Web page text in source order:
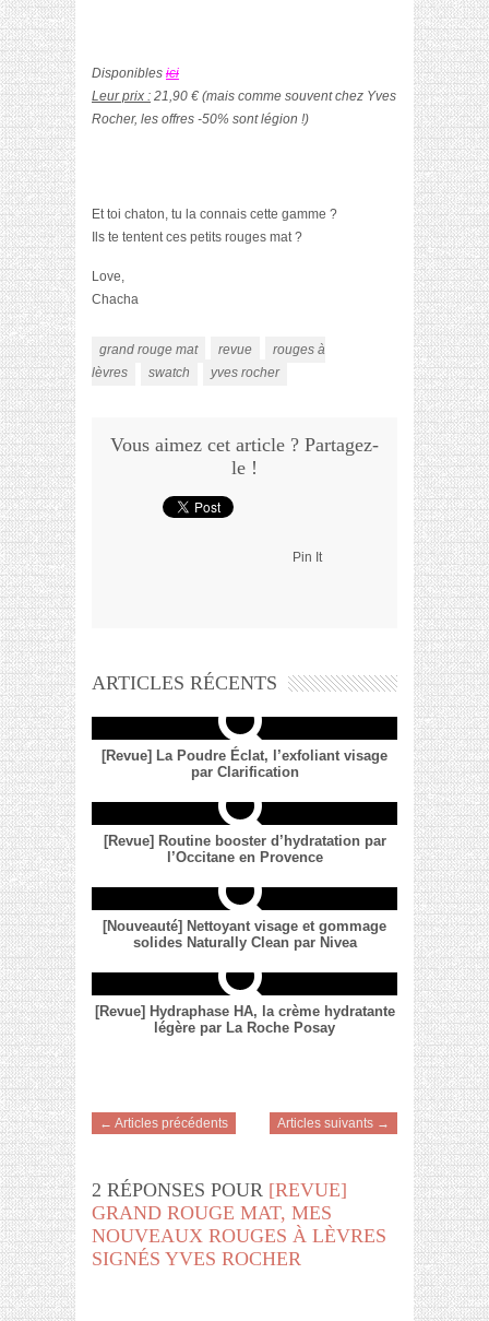
Disponibles ici
Leur prix : 21,90 € (mais comme souvent chez Yves
Rocher, les offres -50% sont légion !)
Et toi chaton, tu la connais cette gamme ?
Ils te tentent ces petits rouges mat ?
Love,
Chacha
grand rouge mat revue
rouges à
lèvres
swatch yves rocher
Vous aimez cet article ? Partagez-
le !
Pin It
ARTICLES RÉCENTS
[Revue] La Poudre Éclat, l’exfoliant visage
par Clarification
[Revue] Routine booster d’hydratation par
l’Occitane en Provence
[Nouveauté] Nettoyant visage et gommage
solides Naturally Clean par Nivea
[Revue] Hydraphase HA, la crème hydratante
légère par La Roche Posay
← Articles précédents Articles suivants →
2 RÉPONSES POUR [REVUE]
GRAND ROUGE MAT, MES
NOUVEAUX ROUGES À LÈVRES
SIGNÉS YVES ROCHER